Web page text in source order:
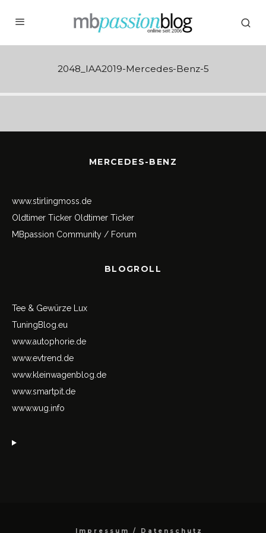
2048_IAA2019-Mercedes-Benz-5
MERCEDES-BENZ
www.stirlingmoss.de
Oldtimer Ticker Oldtimer Ticker
MBpassion Community / Forum
BLOGROLL
Tee & Gewürze Lux
TuningBlog.eu
www.autophorie.de
www.evtrend.de
www.kleinwagenblog.de
www.smartpit.de
www.wug.info
Impressum / Datenschutz